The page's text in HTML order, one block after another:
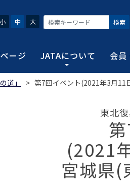
小 中 大 検索
ージ JATAについて
業協会は、旅行需要の拡大と旅
て会員相互の連絡協調につとめ
通する利益を図る業務、社会に
業協会(JATA)の基本情報
会員
・旅行業者向け
会するための手続き情報の他、
者苦情対応報告等、旅行業法に
共通プラットフォーム
会社、官公庁・自治体・DMO 専用
者・一般向け
をご利用される旅行者皆さまの
ご利用旅行業者が倒産した際の
全で快適な旅のための情報
・安全で快適な旅のための情報 一
旅行業務取扱管
等は登録の業務範囲により、営
業所では二名以上)選任し、旅
度総合旅行業務取扱管理者試験
データバンク
行業の数字データ、JATA会員
クルーズ等の動向について
年1月～12月 フライ&クルーズの
調査 (PDF / JATA調べ)
道」 > 第7回イベント(2021年3月11
東北
(2021
宮城県(